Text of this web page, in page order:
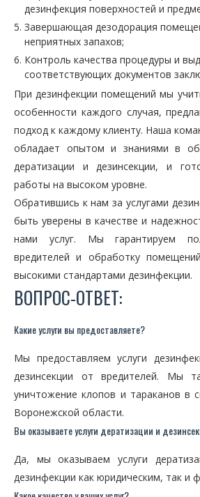
дезинфекция поверхностей и
Завершающая дезодорация
неприятных запахов;
Контроль качества процедуры и
соответствующих документов
При дезинфекции помещений мы
особенности каждого случая,
подход к каждому клиенту. Наша
обладает опытом и знаниями в
дератизации и дезинсекции, и
работы на высоком уровне.
Обратившись к нам за услугами
быть уверены в качестве и
нами услуг. Мы гарантируем
вредителей и обработку
высокими стандартами дезинфекции.
ВОПРОС-ОТВЕТ:
Какие услуги вы предоставляете?
Мы предоставляем услуги
дезинсекции от вредителей. Мы
уничтожение клопов и тараканов в
Воронежской области.
Вы оказываете услуги дератизации и
Да, мы оказываем услуги
дезинфекции как юридическим, так и